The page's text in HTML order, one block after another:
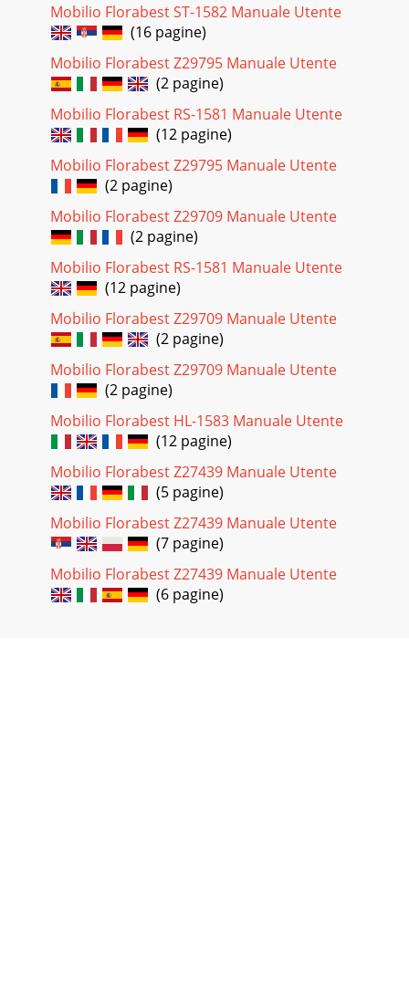
Mobilio Florabest ST-1582 Manuale Utente
(16 pagine)
Mobilio Florabest Z29795 Manuale Utente
(2 pagine)
Mobilio Florabest RS-1581 Manuale Utente
(12 pagine)
Mobilio Florabest Z29795 Manuale Utente
(2 pagine)
Mobilio Florabest Z29709 Manuale Utente
(2 pagine)
Mobilio Florabest RS-1581 Manuale Utente
(12 pagine)
Mobilio Florabest Z29709 Manuale Utente
(2 pagine)
Mobilio Florabest Z29709 Manuale Utente
(2 pagine)
Mobilio Florabest HL-1583 Manuale Utente
(12 pagine)
Mobilio Florabest Z27439 Manuale Utente
(5 pagine)
Mobilio Florabest Z27439 Manuale Utente
(7 pagine)
Mobilio Florabest Z27439 Manuale Utente
(6 pagine)